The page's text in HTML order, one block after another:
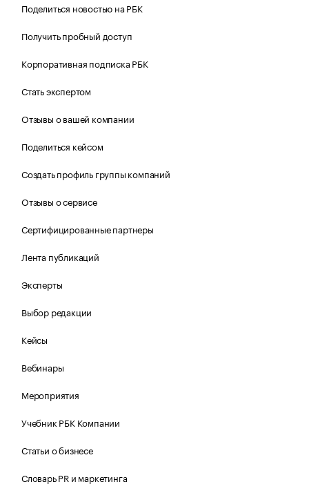
Поделиться новостью на РБК
Получить пробный доступ
Корпоративная подписка РБК
Стать экспертом
Отзывы о вашей компании
Поделиться кейсом
Создать профиль группы компаний
Отзывы о сервисе
Сертифицированные партнеры
Лента публикаций
Эксперты
Выбор редакции
Кейсы
Вебинары
Мероприятия
Учебник РБК Компании
Статьи о бизнесе
Словарь PR и маркетинга